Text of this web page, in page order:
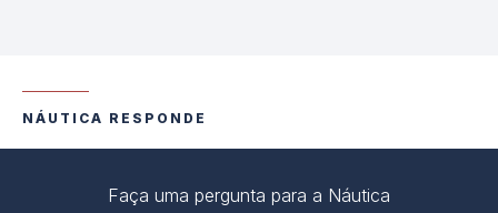
NÁUTICA RESPONDE
Faça uma pergunta para a Náutica